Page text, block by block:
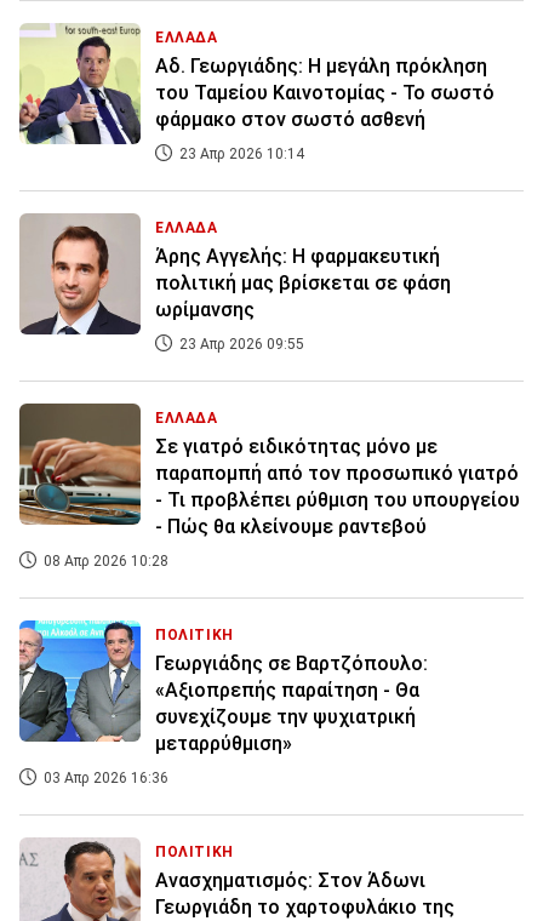
ΕΛΛΑΔΑ
Αδ. Γεωργιάδης: Η μεγάλη πρόκληση
του Ταμείου Καινοτομίας - Το σωστό
φάρμακο στον σωστό ασθενή
23 Απρ 2026 10:14
ΕΛΛΑΔΑ
Άρης Αγγελής: Η φαρμακευτική
πολιτική μας βρίσκεται σε φάση
ωρίμανσης
23 Απρ 2026 09:55
ΕΛΛΑΔΑ
Σε γιατρό ειδικότητας μόνο με
παραπομπή από τον προσωπικό γιατρό
- Τι προβλέπει ρύθμιση του υπουργείου
- Πώς θα κλείνουμε ραντεβού
08 Απρ 2026 10:28
ΠΟΛΙΤΙΚΗ
Γεωργιάδης σε Βαρτζόπουλο:
«Αξιοπρεπής παραίτηση - Θα
συνεχίζουμε την ψυχιατρική
μεταρρύθμιση»
03 Απρ 2026 16:36
ΠΟΛΙΤΙΚΗ
Ανασχηματισμός: Στον Άδωνι
Γεωργιάδη το χαρτοφυλάκιο της